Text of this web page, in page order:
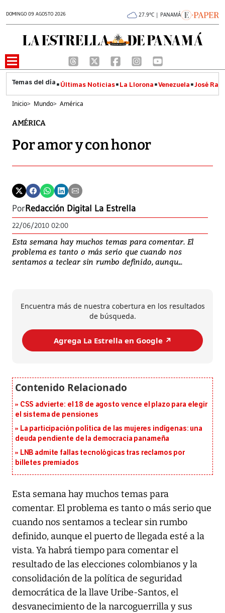
DOMINGO 09 AGOSTO 2026 27.9°C | PANAMÁ
Últimas Noticias La Llorona Venezuela José
Inicio> Mundo> América
AMÉRICA
Por amor y con honor
PorRedacción Digital La Estrella
22/06/2010 02:00
Esta semana hay muchos temas para comentar. El
problema es tanto o más serio que cuando nos
sentamos a teclear sin rumbo definido, aunqu...
Encuentra más de nuestra cobertura en los resultados
de búsqueda.
Agrega La Estrella en Google ↗️
CSS advierte: el 18 de agosto vence el plazo para elegir
el sistema de pensiones
La participación política de las mujeres indígenas: una
deuda pendiente de la democracia panameña
LNB admite fallas tecnológicas tras reclamos por
billetes premiados
Esta semana hay muchos temas para
comentar. El problema es tanto o más serio que
cuando nos sentamos a teclear sin rumbo
definido, aunque el puerto de llegada esté a la
vista. Ya habrá tiempo para comentar el
resultado de las elecciones colombianos y la
consolidación de la política de seguridad
democrática de la llave Uribe-Santos, el
desvanecimiento de la narcoguerrilla y sus